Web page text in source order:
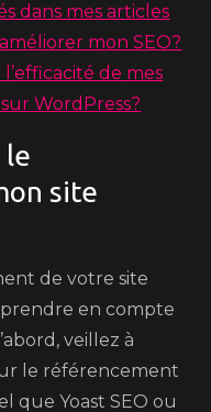
dans mes articles
mon SEO?
de mes
WordPress?
le
site
de votre site
prendre en compte
veillez à
le référencement
que Yoast SEO ou